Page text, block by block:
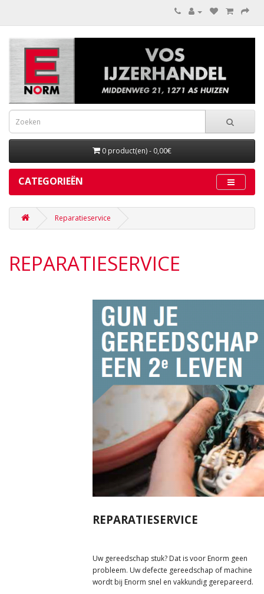
0 product(en) - 0,00€
CATEGORIEËN
Reparatieservice
REPARATIESERVICE
REPARATIESERVICE
Uw gereedschap stuk? Dat is voor Enorm geen
probleem. Uw defecte gereedschap of machine
wordt bij Enorm snel en vakkundig gerepareerd.